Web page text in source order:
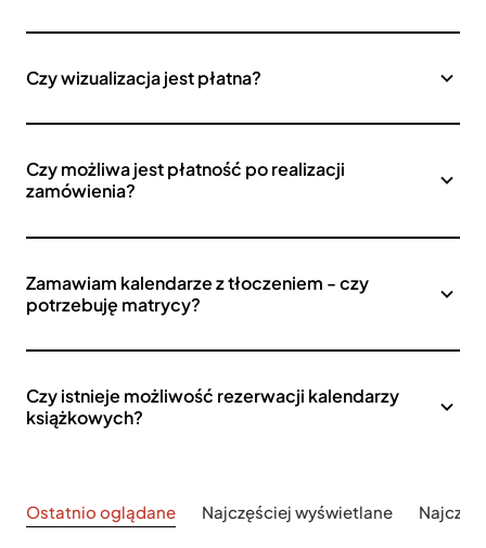
Czy wizualizacja jest płatna?
Czy możliwa jest płatność po realizacji
zamówienia?
Zamawiam kalendarze z tłoczeniem - czy
potrzebuję matrycy?
Czy istnieje możliwość rezerwacji kalendarzy
książkowych?
Ostatnio oglądane Najczęściej wyświetlane